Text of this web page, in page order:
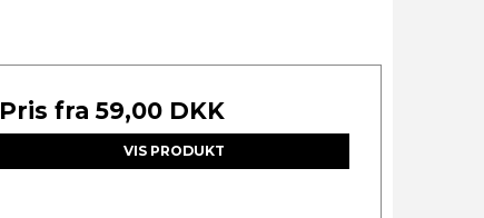
Pris fra59,00 DKK
VIS PRODUKT